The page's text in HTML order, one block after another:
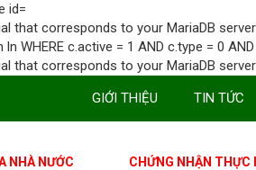
id=
that corresponds to your MariaDB
WHERE c.active = 1 AND c.type = 0
that corresponds to your MariaDB
GIỚI THIỆU
TIN TỨC
NHÀ NƯỚC
CHỨNG NHẬN THỰC